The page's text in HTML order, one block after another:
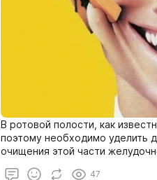
В ротовой полости, как
поэтому необходимо уделить
очищения этой части
47